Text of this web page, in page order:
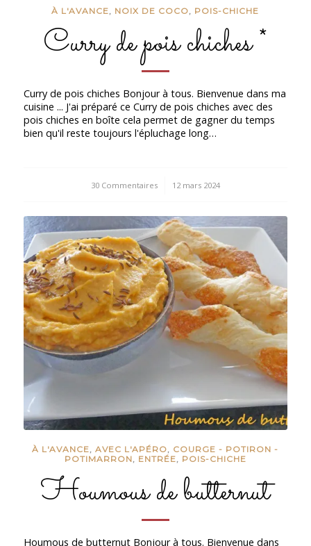
À L'AVANCE, NOIX DE COCO, POIS-CHICHE
Curry de pois chiches *
Curry de pois chiches Bonjour à tous. Bienvenue dans ma
cuisine ... J'ai préparé ce Curry de pois chiches avec des
pois chiches en boîte cela permet de gagner du temps
bien qu'il reste toujours l'épluchage long…
30 Commentaires
/ 12 mars 2024
À L'AVANCE,AVEC L'APÉRO, COURGE - POTIRON -
POTIMARRON, ENTRÉE, POIS-CHICHE
Houmous de butternut
Houmous de butternut Bonjour à tous. Bienvenue dans